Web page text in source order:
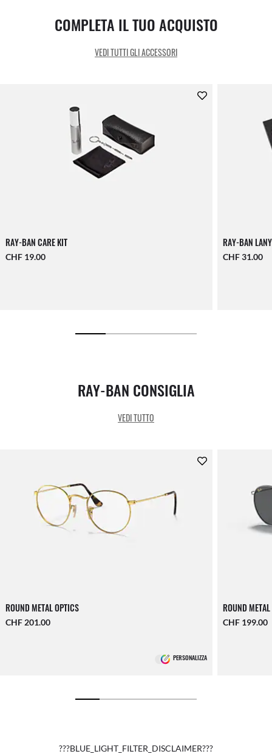
COMPLETA IL TUO ACQUISTO
VEDI TUTTI GLI ACCESSORI
RAY-BAN CARE KIT
CHF 19.00
RAY-BAN
CHF 31.00
RAY-BAN CONSIGLIA
VEDI TUTTO
ROUND METAL OPTICS
CHF 201.00
PERSONALIZZA
ROUND
CHF 199.00
???BLUE_LIGHT_FILTER_DISCLAIMER???